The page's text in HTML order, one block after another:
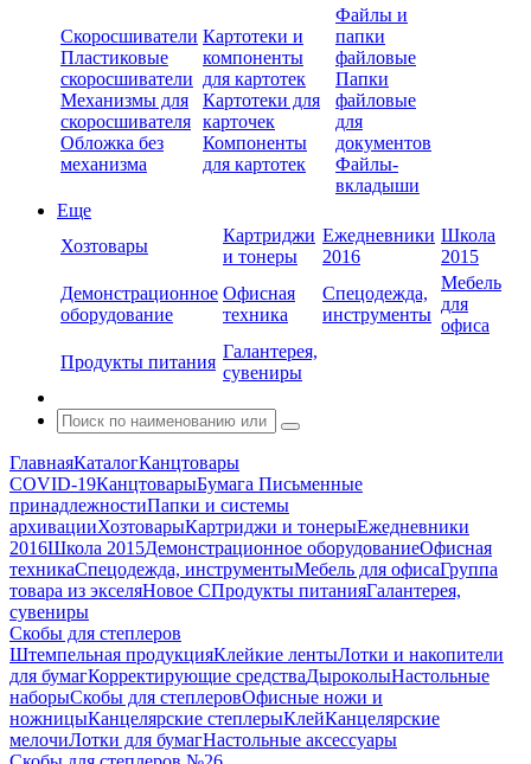
Скоросшиватели
Пластиковые
скоросшиватели
Механизмы для
скоросшивателя
Обложка без
механизма
Картотеки и
компоненты
для картотек
Картотеки для
карточек
Компоненты
для картотек
Файлы и
папки
файловые
Папки
файловые
для
документов
Файлы-
вкладыши
Еще
Хозтовары
Картриджи
и тонеры
Ежедневники
2016
Школа
2015
Демонстрационное
оборудование
Офисная
техника
Спецодежда,
инструменты
Мебель
для
офиса
Продукты питания
Галантерея,
сувениры
ГлавнаяКаталогКанцтовары
COVID-19КанцтоварыБумага Письменные
принадлежностиПапки и системы
архивацииХозтоварыКартриджи и тонерыЕжедневники
2016Школа 2015Демонстрационное оборудованиеОфисная
техникаСпецодежда, инструментыМебель для офисаГруппа
товара из экселяНовое СПродукты питанияГалантерея,
сувениры
Скобы для степлеров
Штемпельная продукцияКлейкие лентыЛотки и накопители
для бумагКорректирующие средстваДыроколыНастольные
наборыСкобы для степлеровОфисные ножи и
ножницыКанцелярские степлерыКлейКанцелярские
мелочиЛотки для бумагНастольные аксессуары